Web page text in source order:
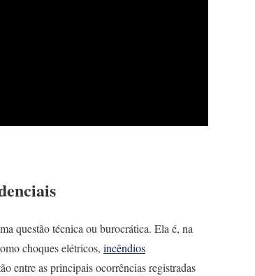
questão técnica ou burocrática. Ela é, na
choques elétricos, incêndios
entre as principais ocorrências registradas